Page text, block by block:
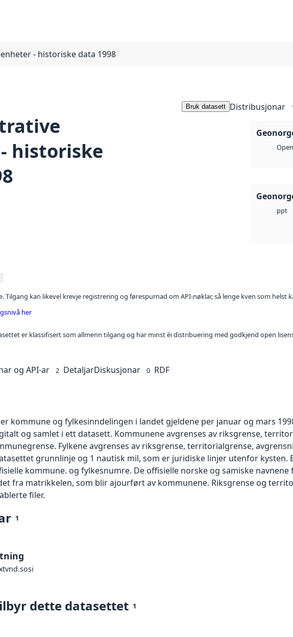
- historiske data 1998
historiske
Bruk datasett Distribusjonar
ppt
Tilgang kan likevel krevje registrering og førespurnad om API-nøklar, så lenge kven som helst
her
er klassifisert som allmenn tilgang og har minst éi distribuering med godkjend open
og API-ar 2 DetaljarDiskusjonar 0 RDF
kommune og fylkesinndelingen i landet gjeldene per januar og mars
og samlet i ett datasett. Kommunene avgrenses av riksgrense,
Fylkene avgrenses av riksgrense, territorialgrense,
grunnlinje og 1 nautisk mil, som er juridiske linjer utenfor kysten.
kommune. og fylkesnumre. De offisielle norske og samiske navnene
fra matrikkelen, som blir ajourført av kommunene. Riksgrense og
filer.
1
vnd.sosi
dette datasettet 1